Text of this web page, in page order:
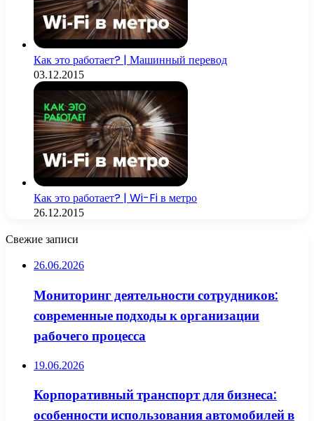
Как это работает? | Машинный перевод
03.12.2015
Как это работает? | Wi-Fi в метро
26.12.2015
Свежие записи
26.06.2026
Мониторинг деятельности сотрудников:
современные подходы к организации
рабочего процесса
19.06.2026
Корпоративный транспорт для бизнеса:
особенности использования автомобилей в